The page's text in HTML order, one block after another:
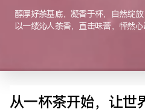
醇厚好茶基底，凝香于杯，自然绽放
以一缕沁人茶香，直击味蕾，怦然心
从一杯茶开始，让世